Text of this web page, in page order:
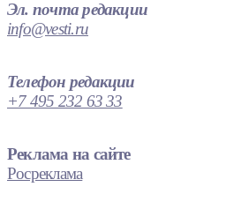
Эл. почта редакции
info@vesti.ru
Телефон редакции
+7 495 232 63 33
Реклама на сайте
Росреклама